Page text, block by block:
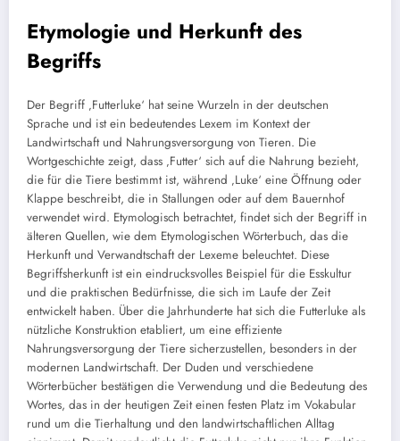
Etymologie und Herkunft des
Begriffs
Der Begriff ‚Futterluke‘ hat seine Wurzeln in der deutschen
Sprache und ist ein bedeutendes Lexem im Kontext der
Landwirtschaft und Nahrungsversorgung von Tieren. Die
Wortgeschichte zeigt, dass ‚Futter‘ sich auf die Nahrung bezieht,
die für die Tiere bestimmt ist, während ‚Luke‘ eine Öffnung oder
Klappe beschreibt, die in Stallungen oder auf dem Bauernhof
verwendet wird. Etymologisch betrachtet, findet sich der Begriff in
älteren Quellen, wie dem Etymologischen Wörterbuch, das die
Herkunft und Verwandtschaft der Lexeme beleuchtet. Diese
Begriffsherkunft ist ein eindrucksvolles Beispiel für die Esskultur
und die praktischen Bedürfnisse, die sich im Laufe der Zeit
entwickelt haben. Über die Jahrhunderte hat sich die Futterluke als
nützliche Konstruktion etabliert, um eine effiziente
Nahrungsversorgung der Tiere sicherzustellen, besonders in der
modernen Landwirtschaft. Der Duden und verschiedene
Wörterbücher bestätigen die Verwendung und die Bedeutung des
Wortes, das in der heutigen Zeit einen festen Platz im Vokabular
rund um die Tierhaltung und den landwirtschaftlichen Alltag